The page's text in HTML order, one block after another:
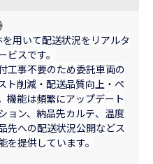
を用いて配送状況をリアルタ
スです。
工事不要のため委託車両の
ト削減・配送品質向上・ペ
機能は頻繁にアップデート
ョン、納品先カルテ、温度
先への配送状況公開などス
提供しています。